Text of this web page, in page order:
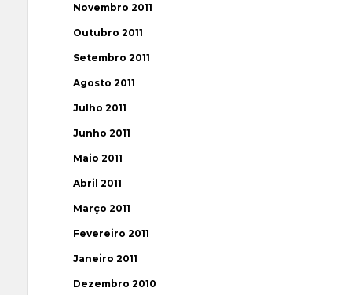
Novembro 2011
Outubro 2011
Setembro 2011
Agosto 2011
Julho 2011
Junho 2011
Maio 2011
Abril 2011
Março 2011
Fevereiro 2011
Janeiro 2011
Dezembro 2010